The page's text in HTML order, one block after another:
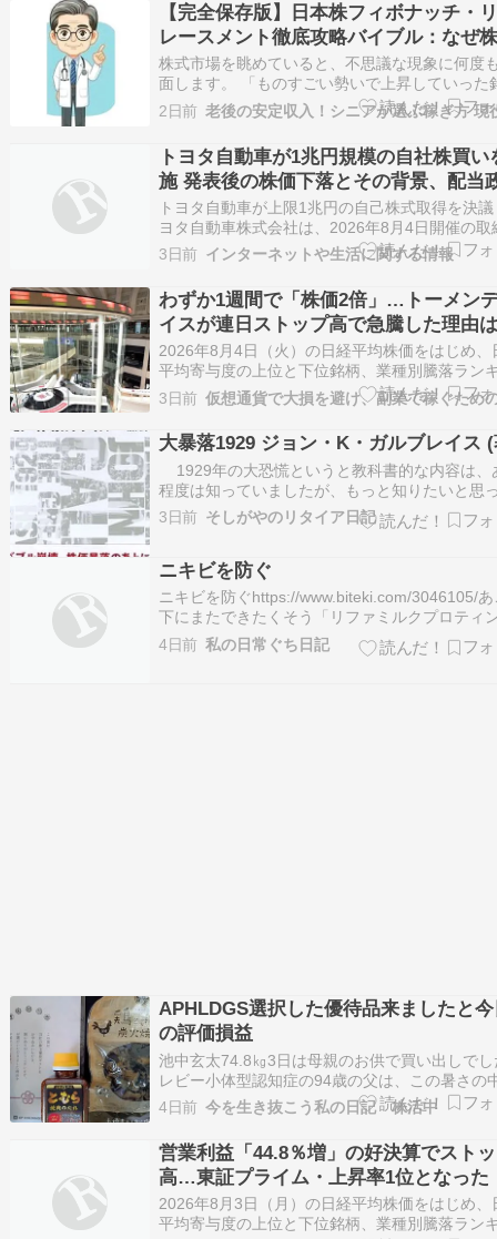
【完全保存版】日本株フィボナッチ・
レースメント徹底攻略バイブル：なぜ
は「黄金比」で完璧に反発するのか？
株式市場を眺めていると、不思議な現象に何度
面します。 「ものすごい勢いで上昇していった
が、ある特定の価格でピタリと止まり、まるで
に弾かれたように再び上昇していく……」 「逆
下落トレンドの最中、一時的に戻り […]
2日前
トヨタ自動車が1兆円規模の自社株買い
施 発表後の株価下落とその背景、配当
を詳解
トヨタ自動車が上限1兆円の自己株式取得を決
ヨタ自動車株式会社は、2026年8月4日開催の取
会において、自己株式の取得および自己株式の
に関する事項を決定したと発表しました。これ
社法第165条第3項の規定により読み替えて適用
る同法第156条の規定に基づく自己株式…
3日前 インターネットや生活に関する情報
わずか1週間で「株価2倍」…トーメン
イスが連日ストップ高で急騰した理由
【8月4日の国内株式市場概況】 – 日経
概況
2026年8月4日（火）の日経平均株価をはじめ、
平均寄与度の上位と下位銘柄、業種別騰落ラン
グ、東証プライム市場に上場している個別株式
3日前
大暴落1929 ジョン・K・ガルブレイス
1929年の大恐慌というと教科書的な内容は、
程度は知っていましたが、もっと知りたいと思
いたところ、YouTubeの動画の中で紹介されて
ので、今回この古典的な本を読んでみました。
レイス（著） 著…
3日前 そしがやのリタイア日記
ニキビを防ぐ
ニキビを防ぐhttps://www.biteki.com/3046105/あ
下にまたできたくそう「リファミルクプロティ
ャンプーピンク」と「リファミルクプロティン
ートメントピンク」https://mamagirl.jp/
4日前 私の日常ぐち日記
APHLDGS選択した優待品来ましたと
の評価損益
池中玄太74.8㎏3日は母親のお供で買い出しでし
レビー小体型認知症の94歳の父は、この暑さの
日も安定しています。母親は物忘れひどいです
今の歩数は、4,465歩。今日も腹筋。そして1個
鉄アレー2個使用した運動は未実施。お香を焚
空間の浄化や心身のリラックスは…
4日前 今を生き抜こう私の日記 株活中
営業利益「44.8％増」の好決算でスト
高…東証プライム・上昇率1位となった
目銘柄〉の正体【8月3日の国内株式市
況】 – 日経平均概況
2026年8月3日（月）の日経平均株価をはじめ、
平均寄与度の上位と下位銘柄、業種別騰落ラン